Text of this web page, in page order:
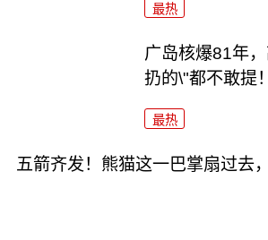
最热
广岛核爆81年
扔的\"都不敢提！
最热
五箭齐发！熊猫这一巴掌扇过去